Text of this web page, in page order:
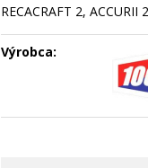
RECACRAFT 2,
Výrobca: